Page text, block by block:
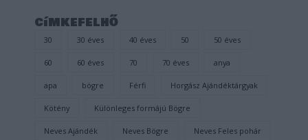
címkefelhő
30 30 éves 40 éves 50 50 éves
60 60 éves 70 70 éves anya
apa bögre Férfi Horgász Ajándéktárgyak
Kötény Különleges formájú Bögre
Neves Ajándék Neves Bögre Neves Feles pohár